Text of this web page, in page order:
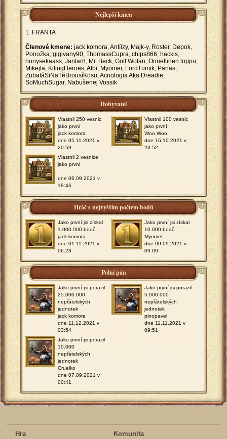
Nejlepší kmen
FRANTA
Členové kmene: jack komora, Antíízy, Majk-y, Roster, Depok,
Ponožka, gigivany90, ThomassCupra, chips866, hackis,
honysekaass, Jantar8, Mr. Beck, Gott Wotan, Onnellinen loppu,
Mikejla, KilingHeroes, Albi, Myomer, LordTumik, Panas,
ZubatáSiNaTěBrousíKosu, Acnologia Aka Dreadie,
SoMuchSugar, Nabušenej Vossik
Dobyvatel
Vlastnil 250 vesnic
jako první
jack komora
dne 05.11.2021 v
20:59
Vlastnil 100 vesnic
jako první
Woo Woo
dne 16.10.2021 v
23:52
Vlastnil 2 vesnice
jako první
dne 06.09.2021 v
18:46
Hráč s nejvyšším počtem bodů
Jako první jsi získal
1.000.000 bodů
jack komora
dne 01.11.2021 v
06:23
Jako první jsi získal
10.000 bodů
Myomer
dne 09.09.2021 v
09:09
Polní pán
Jako první jsi porazil
25.000.000
nepřátelských
jednotek
jack komora
dne 11.12.2021 v
03:54
Jako první jsi porazil
5.000.000
nepřátelských
jednotek
pinopavel
dne 11.11.2021 v
09:51
Jako první jsi porazil
10.000
nepřátelských
jednotek
Cruelko
dne 07.09.2021 v
00:41
Hra Komunita